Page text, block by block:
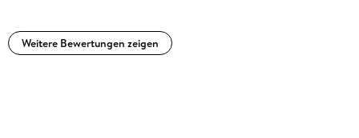
Weitere Bewertungen zeigen